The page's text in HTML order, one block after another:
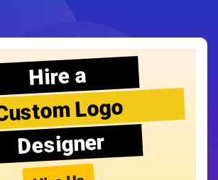
Hire a
Logo
Designer